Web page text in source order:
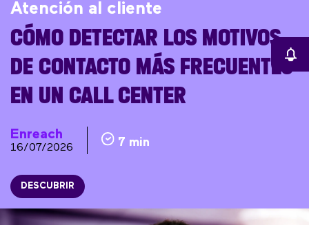
Atención al cliente
CÓMO DETECTAR LOS MOTIVOS
DE CONTACTO MÁS FRECUENTES
EN UN CALL CENTER
Enreach
16/07/2026 7 min
DESCUBRIR